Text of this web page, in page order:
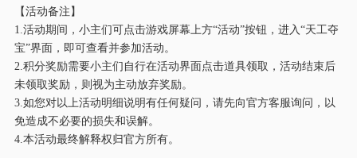
【活动备注】
1.活动期间，小主们可点击游戏屏幕上方“活动”按钮，进入“天工夺
宝”界面，即可查看并参加活动。
2.积分奖励需要小主们自行在活动界面点击道具领取，活动结束后
未领取奖励，则视为主动放弃奖励。
3.如您对以上活动明细说明有任何疑问，请先向官方客服询问，以
免造成不必要的损失和误解。
4.本活动最终解释权归官方所有。